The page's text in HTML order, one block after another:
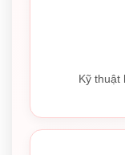
Kỹ thuật